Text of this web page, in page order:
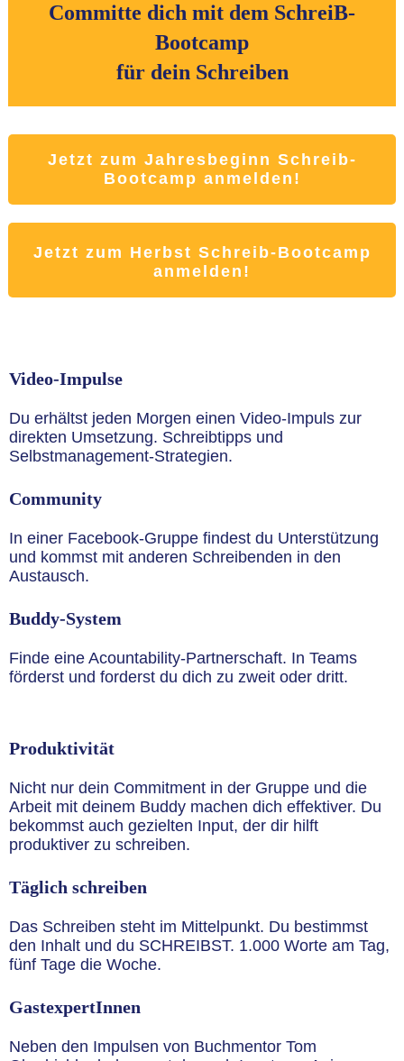
Committe dich mit dem SchreiB-
Bootcamp
für dein Schreiben
Jetzt zum Jahresbeginn Schreib-
Bootcamp anmelden!
Jetzt zum Jahresbeginn Schreib-
Bootcamp anmelden!
Jetzt zum Herbst Schreib-Bootcamp
anmelden!
Video-Impulse
Du erhältst jeden Morgen einen Video-Impuls zur
direkten Umsetzung. Schreibtipps und
Selbstmanagement-Strategien.
Community
In einer Facebook-Gruppe findest du Unterstützung
und kommst mit anderen Schreibenden in den
Austausch.
Buddy-System
Finde eine Acountability-Partnerschaft. In Teams
förderst und forderst du dich zu zweit oder dritt.
Produktivität
Nicht nur dein Commitment in der Gruppe und die
Arbeit mit deinem Buddy machen dich effektiver. Du
bekommst auch gezielten Input, der dir hilft
produktiver zu schreiben.
Täglich schreiben
Das Schreiben steht im Mittelpunkt. Du bestimmst
den Inhalt und du SCHREIBST. 1.000 Worte am Tag,
fünf Tage die Woche.
GastexpertInnen
Neben den Impulsen von Buchmentor Tom